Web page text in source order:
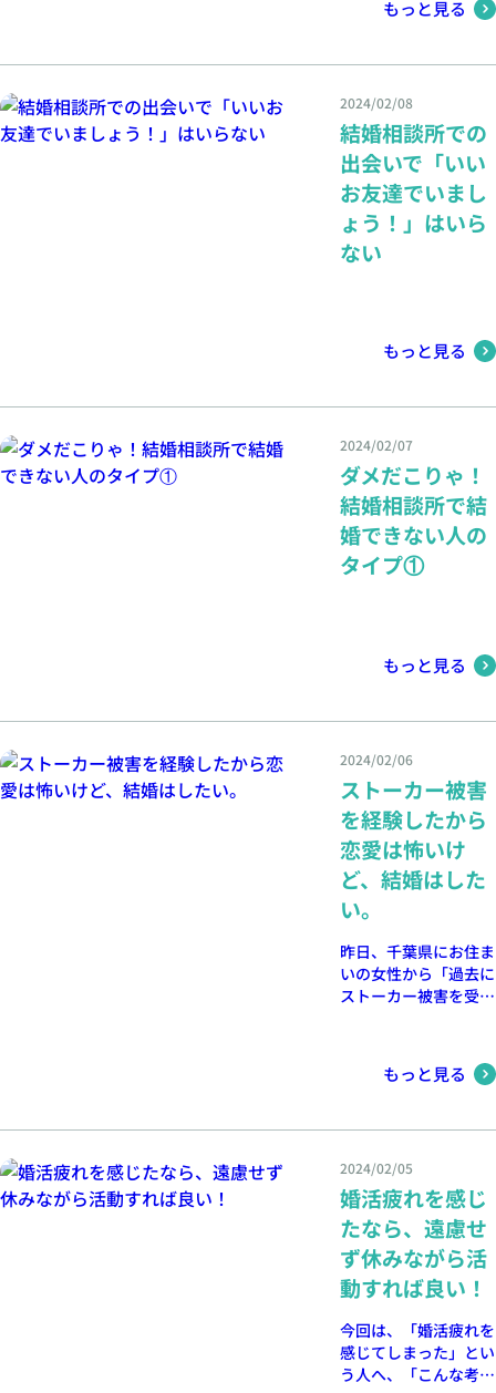
もっと見る
2024/02/08
結婚相談所での
出会いで「いい
お友達でいまし
ょう！」はいら
ない
もっと見る
2024/02/07
ダメだこりゃ！
結婚相談所で結
婚できない人の
タイプ①
もっと見る
2024/02/06
ストーカー被害
を経験したから
恋愛は怖いけ
ど、結婚はした
い。
昨日、千葉県にお住ま
いの女性から「過去に
ストーカー被害を受け
ます。しかし、結婚し
たいという思いはあり
ご相談のお電話を約
た。 ちなみに、宣伝
になるかもしれません
が、このような電話で
の相談はもちろん無料
です。
もっと見る
2024/02/05
婚活疲れを感じ
たなら、遠慮せ
ず休みながら活
動すれば良い！
今回は、「婚活疲れを
感じてしまった」とい
う人へ、「こんな考え